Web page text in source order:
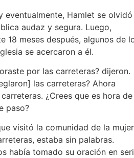
eventualmente, Hamlet se olvidó
audaz y segura. Luego,
18 meses después, algunos de
se acercaron a él.
por las carreteras? dijeron.
las carreteras? Ahora
¿Crees que es hora de
paso?
visitó la comunidad de la
estaba sin palabras.
había tomado su oración en